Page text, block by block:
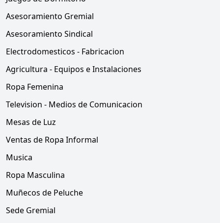
Asesoramiento Gremial
Asesoramiento Sindical
Electrodomesticos - Fabricacion
Agricultura - Equipos e Instalaciones
Ropa Femenina
Television - Medios de Comunicacion
Mesas de Luz
Ventas de Ropa Informal
Musica
Ropa Masculina
Muñecos de Peluche
Sede Gremial